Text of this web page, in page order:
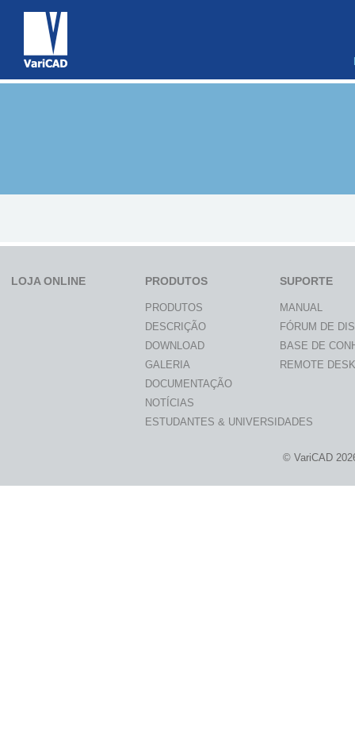
LOJA ONLINE PRODUTOS
PRODUTOS
DESCRIÇÃO
DOWNLOAD
GALERIA
DOCUMENTAÇÃO
NOTÍCIAS
ESTUDANTES & UNIVERSIDADES
SUPORTE
MANUAL
FÓRUM DE
BASE DE
REMOTE
© VariCAD